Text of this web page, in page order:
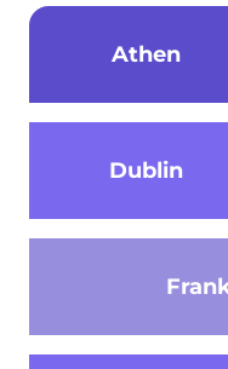
Athen
Dublin